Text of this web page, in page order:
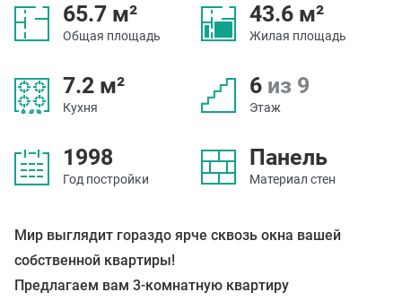
65.7 м²
Общая площадь
43.6 м²
Жилая площадь
7.2 м²
Кухня
6 из 9
Этаж
1998
Год постройки
Панель
Материал стен
Мир выглядит гораздо ярче сквозь окна вашей
собственной квартиры!
Предлагаем вам 3-комнатную квартиру